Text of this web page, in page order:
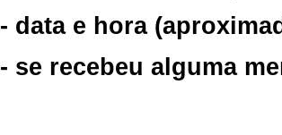
- data e hora
- se recebeu alguma